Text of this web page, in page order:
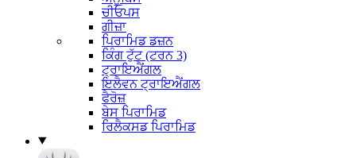
ਚੀਓਪਸ
ਗੀਜ਼ਾ
ਪਿਰਾਮਿਡ ਡਜ਼ਨ
ਕਿੰਗ ਟੁੱਟ (ਟਰਨ 3)
ਟ੍ਰਾਇਐਂਗਲ
ਇਲੈਵਨ ਟ੍ਰਾਇਐਂਗਲ
ਫੈਰੋਜ਼
ਬੇਸ ਪਿਰਾਮਿਡ
ਰਿਲੈਕਸਡ ਪਿਰਾਮਿਡ